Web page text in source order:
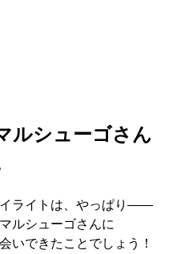
ルシューゴさん
イライトは、やっぱり――
ルシューゴさんに
いできたことでしょう！